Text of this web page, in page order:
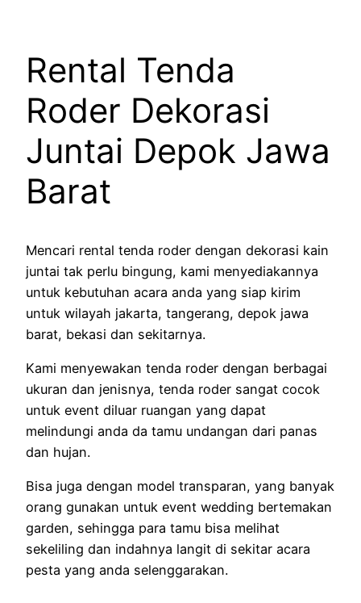
Rental Tenda
Roder Dekorasi
Juntai Depok Jawa
Barat
Mencari rental tenda roder dengan dekorasi kain
juntai tak perlu bingung, kami menyediakannya
untuk kebutuhan acara anda yang siap kirim
untuk wilayah jakarta, tangerang, depok jawa
barat, bekasi dan sekitarnya.
Kami menyewakan tenda roder dengan berbagai
ukuran dan jenisnya, tenda roder sangat cocok
untuk event diluar ruangan yang dapat
melindungi anda da tamu undangan dari panas
dan hujan.
Bisa juga dengan model transparan, yang banyak
orang gunakan untuk event wedding bertemakan
garden, sehingga para tamu bisa melihat
sekeliling dan indahnya langit di sekitar acara
pesta yang anda selenggarakan.